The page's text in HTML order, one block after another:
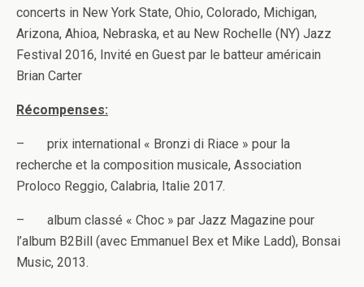
concerts in New York State, Ohio, Colorado, Michigan,
Arizona, Ahioa, Nebraska, et au New Rochelle (NY) Jazz
Festival 2016, Invité en Guest par le batteur américain
Brian Carter
Récompenses:
– prix international « Bronzi di Riace » pour la
recherche et la composition musicale, Association
Proloco Reggio, Calabria, Italie 2017.
– album classé « Choc » par Jazz Magazine pour
l’album B2Bill (avec Emmanuel Bex et Mike Ladd), Bonsai
Music, 2013.